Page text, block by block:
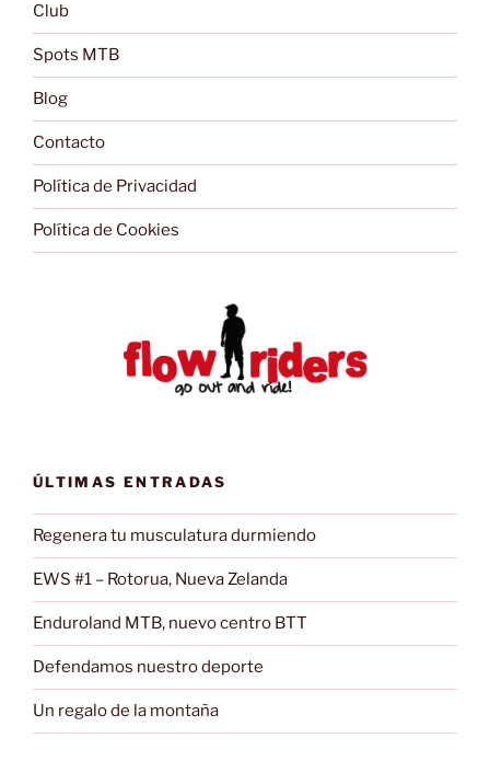
Club
Spots MTB
Blog
Contacto
Política de Privacidad
Política de Cookies
ÚLTIMAS ENTRADAS
Regenera tu musculatura durmiendo
EWS #1 – Rotorua, Nueva Zelanda
Enduroland MTB, nuevo centro BTT
Defendamos nuestro deporte
Un regalo de la montaña